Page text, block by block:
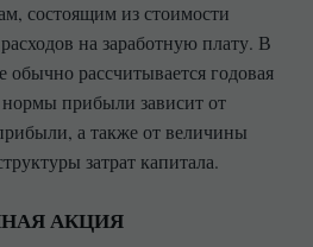
состоящим из стоимости
на заработную плату. В
обычно рассчитывается годовая
прибыли зависит от
а также от величины
затрат капитала.
АКЦИЯ